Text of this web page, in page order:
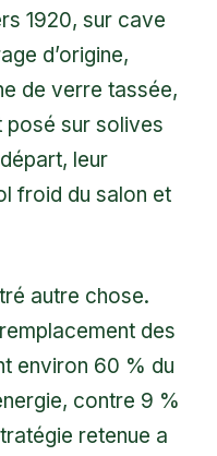
1920, sur cave
d’origine,
de verre tassée,
posé sur solives
leur
froid du salon et
autre chose.
des
environ 60 % du
contre 9 %
retenue a